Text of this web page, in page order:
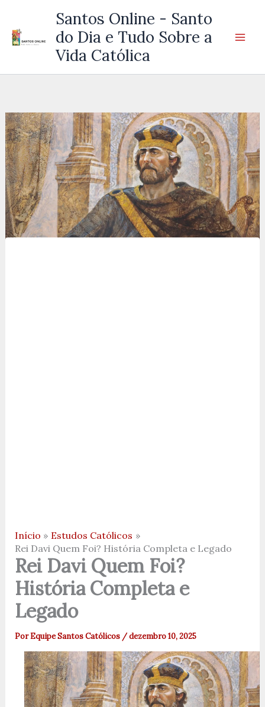
Santos Online - Santo
do Dia e Tudo Sobre a
Vida Católica
Início
Estudos Católicos
Rei Davi Quem Foi? História Completa e Legado
Rei Davi Quem Foi?
História Completa e
Legado
PorEquipe Santos Católicos /dezembro 10, 2025